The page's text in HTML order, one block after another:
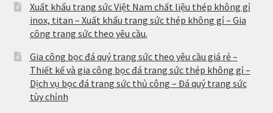
Xuất khẩu trang sức Việt Nam chất liệu thép không gỉ
inox, titan – Xuất khẩu trang sức thép không gỉ – Gia
công trang sức theo yêu cầu.
Gia công bọc đá quý trang sức theo yêu cầu giá rẻ –
Thiết kế và gia công bọc đá trang sức thép không gỉ –
Dịch vụ bọc đá trang sức thủ công – Đá quý trang sức
tùy chỉnh